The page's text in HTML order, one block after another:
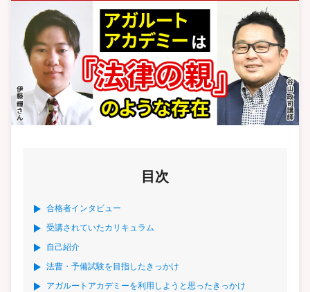
目次
合格者インタビュー
受講されていたカリキュラム
自己紹介
法曹・予備試験を目指したきっかけ
アガルートアカデミーを利用しようと思ったきっかけ